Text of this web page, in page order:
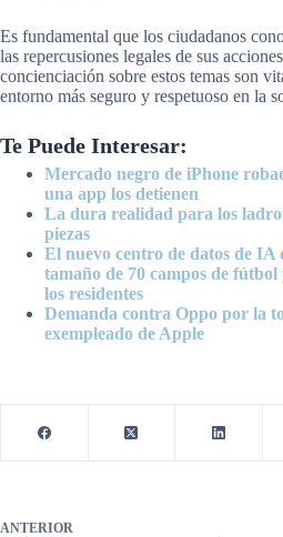
Es fundamental que los ciudadanos
las repercusiones legales de sus
concienciación sobre estos temas son
entorno más seguro y respetuoso en la
Te Puede Interesar:
Mercado negro de iPhone
una app los detienen
La dura realidad para los
piezas
El nuevo centro de datos de IA
tamaño de 70 campos de
los residentes
Demanda contra Oppo por la
exempleado de Apple
ANTERIOR